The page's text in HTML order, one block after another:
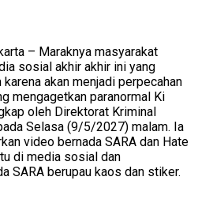
– Maraknya masyarakat
sosial akhir akhir ini yang
akan menjadi perpecahan
mengagetkan paranormal Ki
oleh Direktorat Kriminal
Selasa (9/5/2027) malam. Ia
video bernada SARA dan Hate
di media sosial dan
SARA berupau kaos dan stiker.